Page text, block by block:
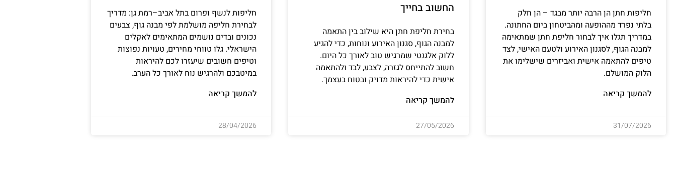
חליפות חתן הן הרבה יותר מבגד – הן חלק
בלתי נפרד מההופעה ומהביטחון ביום החתונה.
במדריך תגלו איך לבחור חליפת חתן שמתאימה
למבנה הגוף, לסגנון האירוע ולטעם האישי, לצד
טיפים להתאמה אישית ואביזרים שישלימו את
הלוק המושלם.
להמשך קריאה
31/07/2026
החשוב בחייך
בחירת חליפת חתן היא שילוב בין התאמה
למבנה הגוף, סגנון האירוע ונוחות, כדי להגיע
ללוק אלגנטי שמרגיש טוב לאורך כל היום.
חשוב להתייחס לגזרה, לצבע, לבד ולהתאמה
אישית כדי להיראות מדויק ובטוח בעצמך.
להמשך קריאה
27/05/2026
חליפות לנשף ופרום בתל אביב–רמת גן: מדריך
לבחירת חליפה מושלמת לפי מבנה גוף, צבעים
נכונים ובדים נושמים המתאימים לאקלים
הישראלי. גלו טווחי מחירים, טעויות נפוצות
וטיפים חשובים שיעזרו לכם להיראות
במיטבכם ולהרגיש נוח לאורך כל הערב.
להמשך קריאה
28/04/2026